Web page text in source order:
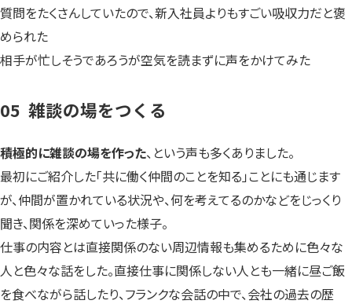
質問をたくさんしていたので、新入社員よりもすごい吸収力だと褒
められた
相手が忙しそうであろうが空気を読まずに声をかけてみた
05 雑談の場をつくる
積極的に雑談の場を作った、という声も多くありました。
最初にご紹介した「共に働く仲間のことを知る」ことにも通じます
が、仲間が置かれている状況や、何を考えてるのかなどをじっくり
聞き、関係を深めていった様子。
仕事の内容とは直接関係のない周辺情報も集めるために色々な
人と色々な話をした。直接仕事に関係しない人とも一緒に昼ご飯
を食べながら話したり、フランクな会話の中で、会社の過去の歴